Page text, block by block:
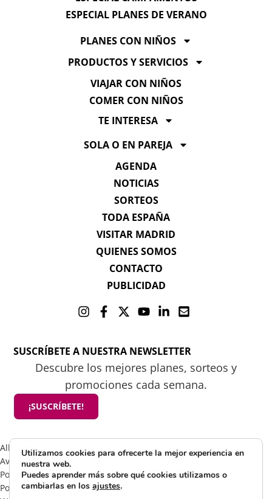
ESPECIAL PLANES DE VERANO
PLANES CON NIÑOS
PRODUCTOS Y SERVICIOS
VIAJAR CON NIÑOS
COMER CON NIÑOS
TE INTERESA
SOLA O EN PAREJA
AGENDA
NOTICIAS
SORTEOS
TODA ESPAÑA
VISITAR MADRID
QUIENES SOMOS
CONTACTO
PUBLICIDAD
SUSCRÍBETE A NUESTRA NEWSLETTER
Descubre los mejores planes, sorteos y
promociones cada semana.
¡SUSCRÍBETE!
All rights reserved 2025 ©Mamá tiene un plan
Aviso Legal
Política de Cookies
Política de Privacidad
Utilizamos cookies para ofrecerte la mejor experiencia en
nuestra web.
Puedes aprender más sobre qué cookies utilizamos o
cambiarlas en los ajustes.